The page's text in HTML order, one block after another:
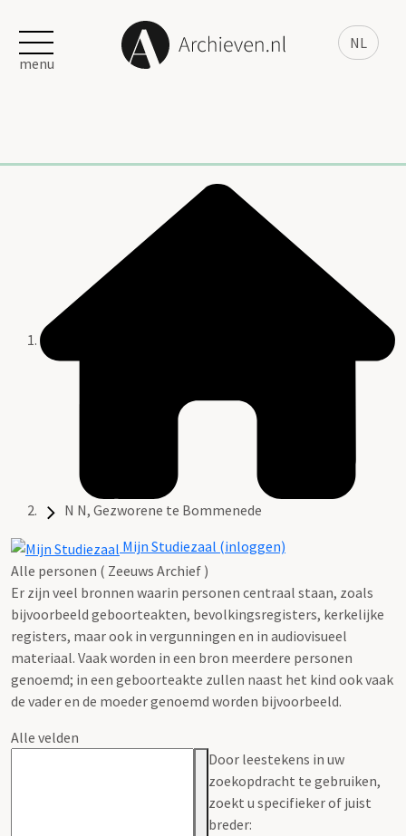
NL
menu
N N, Gezworene te Bommenede
Mijn Studiezaal (inloggen)
Alle personen ( Zeeuws Archief )
Er zijn veel bronnen waarin personen centraal staan, zoals
bijvoorbeeld geboorteakten, bevolkingsregisters, kerkelijke
registers, maar ook in vergunningen en in audiovisueel
materiaal. Vaak worden in een bron meerdere personen
genoemd; in een geboorteakte zullen naast het kind ook vaak
de vader en de moeder genoemd worden bijvoorbeeld.
Alle velden
Door leestekens in uw
zoekopdracht te gebruiken,
zoekt u specifieker of juist
breder: